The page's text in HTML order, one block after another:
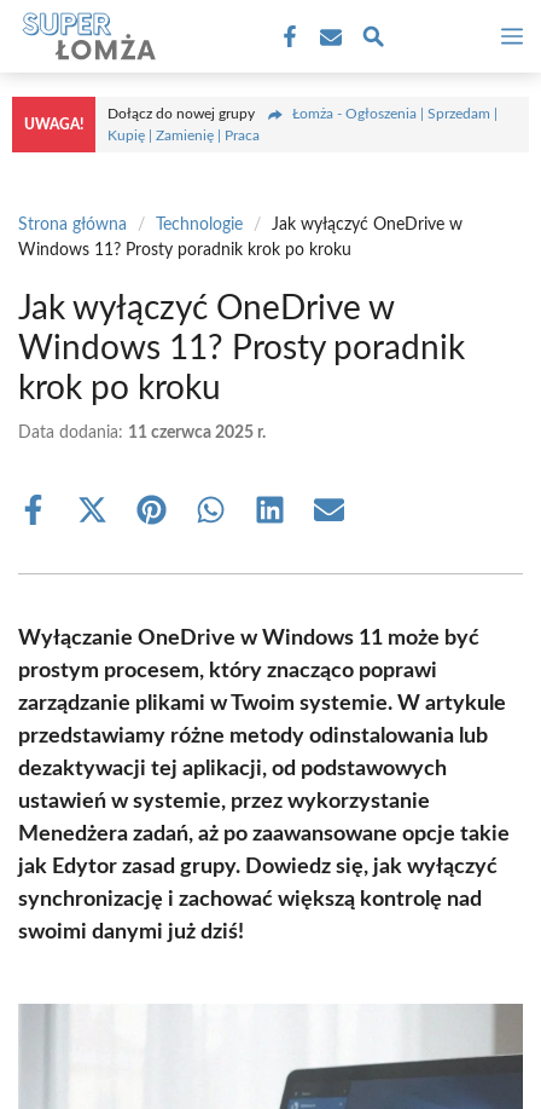
Przejdź
treści
UWAGA!
Dołącz do nowej grupy
Łomża - Ogłoszenia | Sprzedam |
Kupię | Zamienię | Praca
Strona główna / Technologie /
Jak wyłączyć OneDrive w
Windows 11? Prosty poradnik krok po kroku
Jak wyłączyć OneDrive w
Windows 11? Prosty poradnik
krok po kroku
Data dodania: 11 czerwca 2025 r.
Share
Share
(Twitter)
Share Share Share Share
Wyłączanie OneDrive w Windows 11 może być
prostym procesem, który znacząco poprawi
zarządzanie plikami w Twoim systemie. W artykule
przedstawiamy różne metody odinstalowania lub
dezaktywacji tej aplikacji, od podstawowych
ustawień w systemie, przez wykorzystanie
Menedżera zadań, aż po zaawansowane opcje takie
jak Edytor zasad grupy. Dowiedz się, jak wyłączyć
synchronizację i zachować większą kontrolę nad
swoimi danymi już dziś!